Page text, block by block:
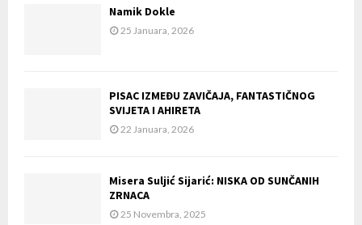
Namik Dokle
25 Januara, 2026
PISAC IZMEĐU ZAVIČAJA, FANTASTIČNOG
SVIJETA I AHIRETA
22 Januara, 2026
Misera Suljić Sijarić: NISKA OD SUNČANIH
ZRNACA
25 Novembra, 2025